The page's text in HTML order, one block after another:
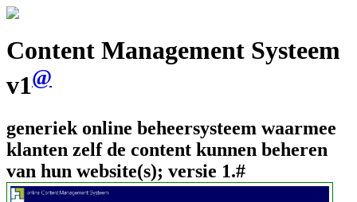
Content Management Systeem
v1@
generiek online beheersysteem waarmee
klanten zelf de content kunnen beheren
van hun website(s); versie 1.#